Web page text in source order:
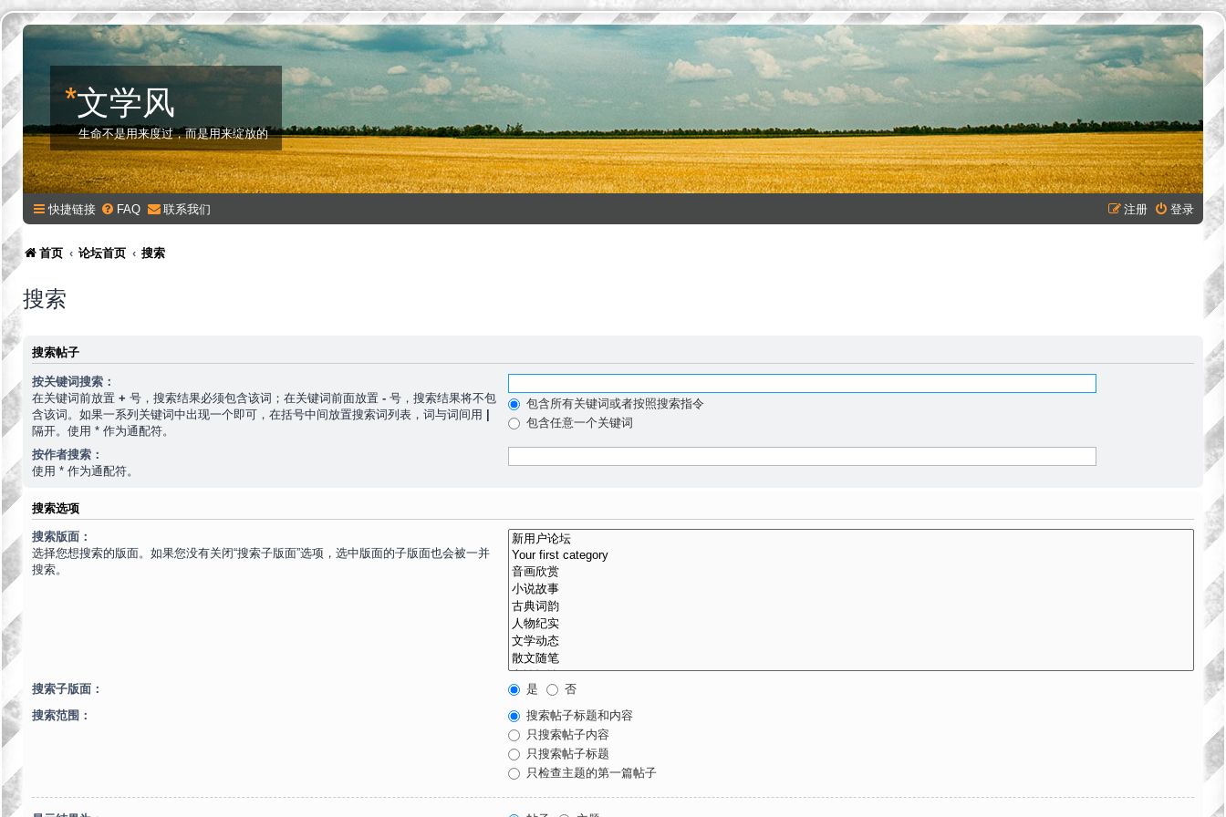
*文学风
生命不是用来度过，而是用来绽放的
快捷链接 FAQ 联系我们 登录
注册
首页 论坛首页 搜索
搜索
搜索帖子
按关键词搜索：
在关键词前放置 + 号，搜索结果必须包含该词；在关键词前面放置 - 号，搜索结果将不包
含该词。如果一系列关键词中出现一个即可，在括号中间放置搜索词列表，词与词间用 |
隔开。使用 * 作为通配符。
包含所有关键词或者按照搜索指令
包含任意一个关键词
按作者搜索：
使用 * 作为通配符。
搜索选项
搜索版面：
选择您想搜索的版面。如果您没有关闭“搜索子版面”选项，选中版面的子版面也会被一并
搜索。
搜索子版面： 是
否
搜索范围：
搜索帖子标题和内容
只搜索帖子内容
只搜索帖子标题
只检查主题的第一篇帖子